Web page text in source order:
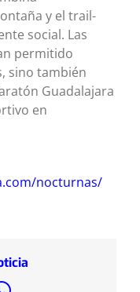
y el trail-
social. Las
permitido
sino también
Guadalajara
en
nocturnas/